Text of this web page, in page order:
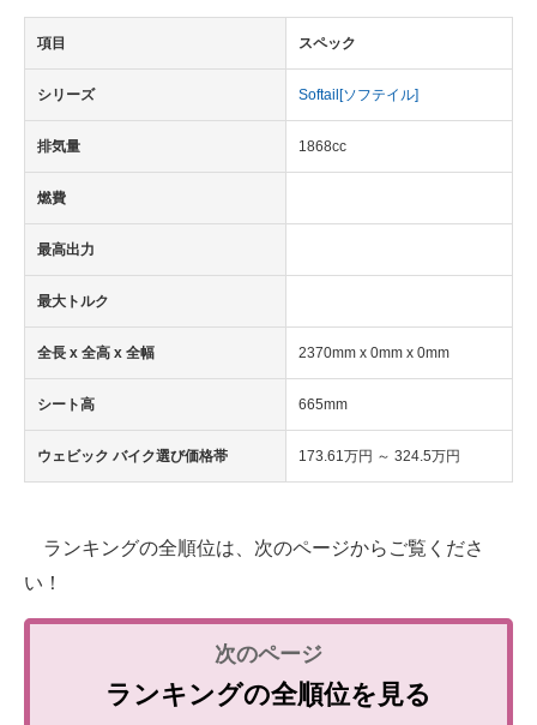
項目 スペック
シリーズ Softail[ソフテイル]
排気量 1868cc
燃費
最高出力
最大トルク
全長 x 全高 x 全幅 2370mm x 0mm x 0mm
シート高 665mm
ウェビック バイク選び価格帯 173.61万円 ～ 324.5万円
ランキングの全順位は、次のページからご覧くださ
い！
ランキングの全順位を見る